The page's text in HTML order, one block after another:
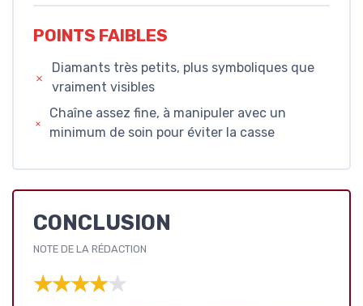
POINTS FAIBLES
Diamants très petits, plus symboliques que
vraiment visibles
Chaîne assez fine, à manipuler avec un
minimum de soin pour éviter la casse
CONCLUSION
NOTE DE LA RÉDACTION
★★★★★
★★★★★